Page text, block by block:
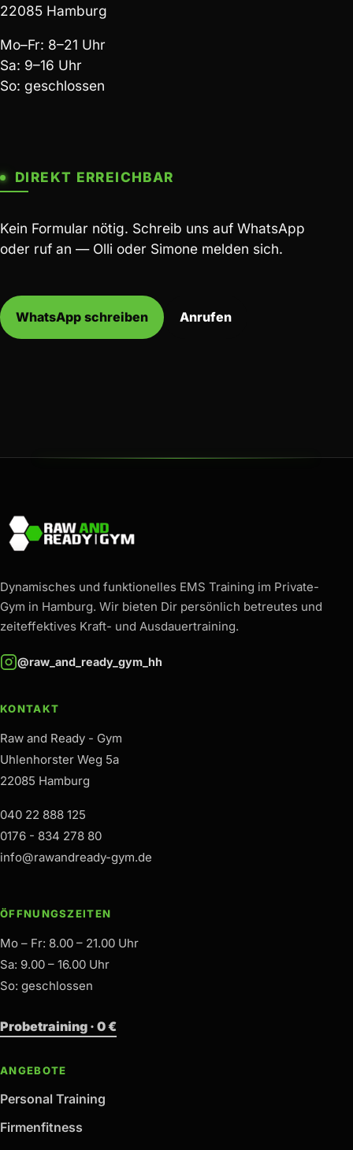
22085 Hamburg
Mo–Fr: 8–21 Uhr
Sa: 9–16 Uhr
So: geschlossen
DIREKT ERREICHBAR
Kein Formular nötig. Schreib uns auf WhatsApp
oder ruf an — Olli oder Simone melden sich.
WhatsApp schreiben Anrufen
Raw and Ready - Gym
Dynamisches und funktionelles EMS Training im Private-
Gym in Hamburg. Wir bieten Dir persönlich betreutes und
zeiteffektives Kraft- und Ausdauertraining.
@raw_and_ready_gym_hh
KONTAKT
Raw and Ready - Gym
Uhlenhorster Weg 5a
22085 Hamburg
040 22 888 125
0176 - 834 278 80
info@rawandready-gym.de
ÖFFNUNGSZEITEN
Mo – Fr: 8.00 – 21.00 Uhr
Sa: 9.00 – 16.00 Uhr
So: geschlossen
Probetraining · 0 €
ANGEBOTE
Personal Training
Firmenfitness